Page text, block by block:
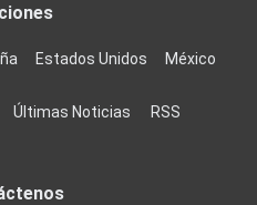
Estados Unidos México
Últimas Noticias RSS